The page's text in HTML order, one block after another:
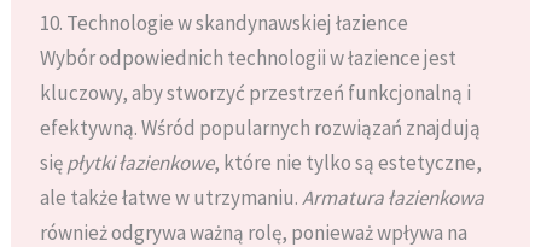
10. Technologie w skandynawskiej łazience
Wybór odpowiednich technologii w łazience jest
kluczowy, aby stworzyć przestrzeń funkcjonalną i
efektywną. Wśród popularnych rozwiązań znajdują
siępłytki łazienkowe, które nie tylko są estetyczne,
ale także łatwe w utrzymaniu.Armatura łazienkowa
również odgrywa ważną rolę, ponieważ wpływa na